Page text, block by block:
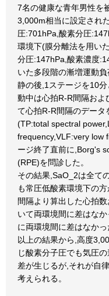
7名の健康な青年男性を
3,000m相当に設定され
圧:701hPa,酸素分圧
環境下(膜分離法を用い
分圧:147hPa,酸素濃度
いた多段階の漸増運動
静の後,1ステージを10
動中は心拍R-R間隔およ
て心拍R-R間隔のデー
(TP:total spectral
frequency,VLF:very low
ージ終了直前に,Borg's
(RPE)を問診した。
その結果,SaO_2は全て
も常圧低酸素環境下の
間隔より算出した心拍
いて両環境間に差はな
に両環境間に差はなかっ
以上の結果から,高度
じ酸素分子圧でも気圧
差が生じるが,それが自
考えられる。